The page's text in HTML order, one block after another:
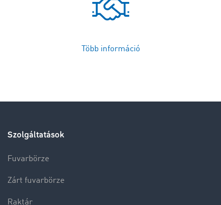
Több információ
Szolgáltatások
Fuvarbörze
Zárt fuvarbörze
Raktár